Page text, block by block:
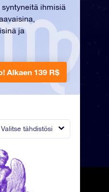
Valitse tähdistösi
ihmisiä
ja
Alkaen 139 R$